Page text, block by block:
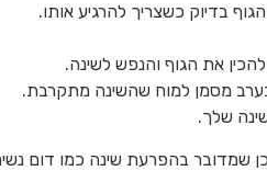
בדיוק כשצריך להרגיע אותו.
את הגוף והנפש לשינה.
בערב מסמן למוח שהשינה מתקרבת.
שלך.
שמדובר בהפרעת שינה כמו דום